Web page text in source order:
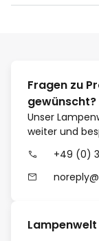
Fragen zu
gewünscht?
Unser
weiter und
+49 (0)